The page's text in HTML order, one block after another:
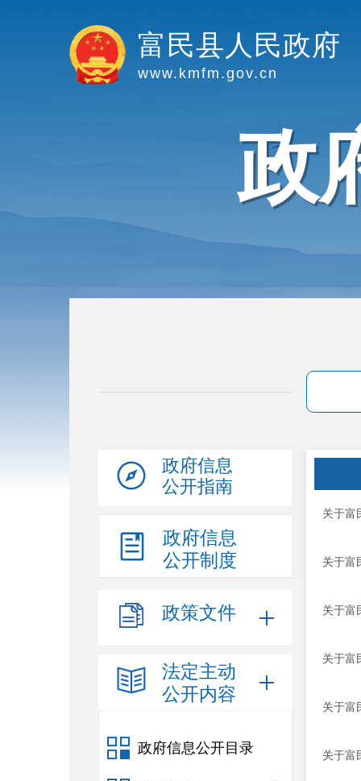
富民县人民政府
www.kmfm.gov.cn
政
政府信息
公开指南
政府信息
公开制度
政策文件
法定主动
公开内容
政府信息公开目录
关于富
关于富
关于富
关于富
关于富
关于富